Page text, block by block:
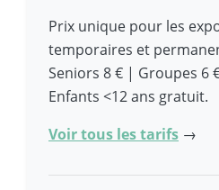
Prix unique pour les
temporaires et
Seniors 8 € | Groupes 6
Enfants <12 ans gratuit.
Voir tous les tarifs →